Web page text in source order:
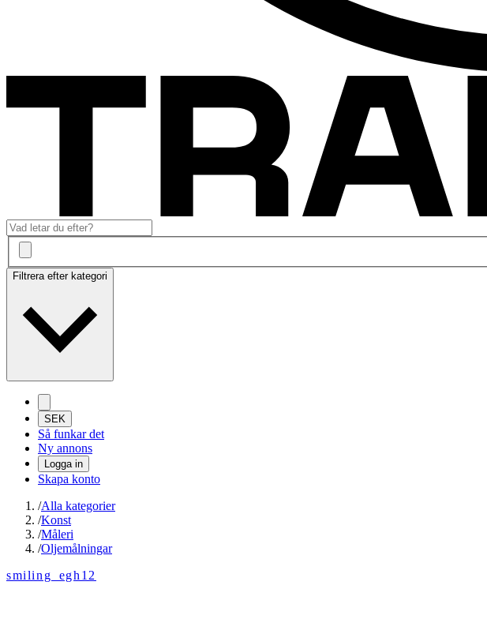
Filtrera efter kategori
SEK
Så funkar det
Ny annons
Logga in
Skapa konto
/Alla kategorier
/Konst
/Måleri
/Oljemålningar
smiling_egh12